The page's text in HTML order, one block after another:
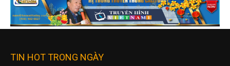
TIN HOT TRONG NGÀY